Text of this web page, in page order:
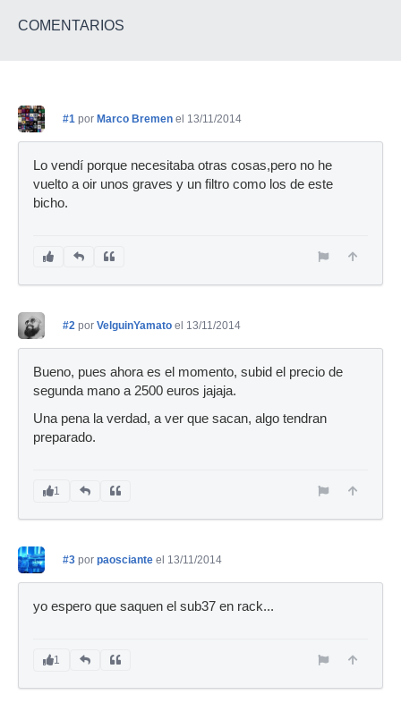
COMENTARIOS
#1 por Marco Bremen el 13/11/2014
Lo vendí porque necesitaba otras cosas,pero no he
vuelto a oir unos graves y un filtro como los de este
bicho.
#2 por VelguinYamato el 13/11/2014
Bueno, pues ahora es el momento, subid el precio de
segunda mano a 2500 euros jajaja.
Una pena la verdad, a ver que sacan, algo tendran
preparado.
1
#3 por paosciante el 13/11/2014
yo espero que saquen el sub37 en rack...
1